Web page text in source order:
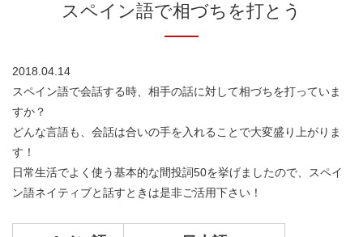
スペイン語で相づちを打とう
2018.04.14
スペイン語で会話する時、相手の話に対して相づちを打っていま
すか？
どんな言語も、会話は合いの手を入れることで大変盛り上がりま
す！
日常生活でよく使う基本的な間投詞50を挙げましたので、スペイ
ン語ネイティブと話すときは是非ご活用下さい！